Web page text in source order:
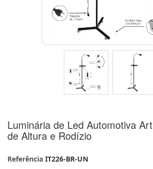
Luminária de Led Automotiva
de Altura e Rodízio
Referência IT226-BR-UN